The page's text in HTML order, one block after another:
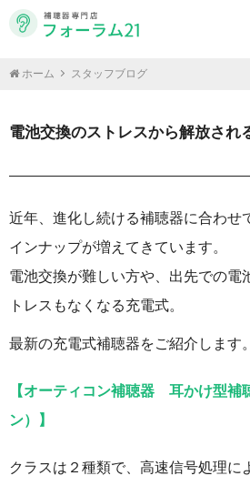
ホーム スタッフブログ
電池交換のストレスから解放され
近年、進化し続ける補聴器に合わせ
インナップが増えてきています。
電池交換が難しい方や、出先での電
トレスもなくなる充電式。
最新の充電式補聴器をご紹介します。
【オーティコン補聴器 耳かけ型補
ン）】
クラスは２種類で、高速信号処理に